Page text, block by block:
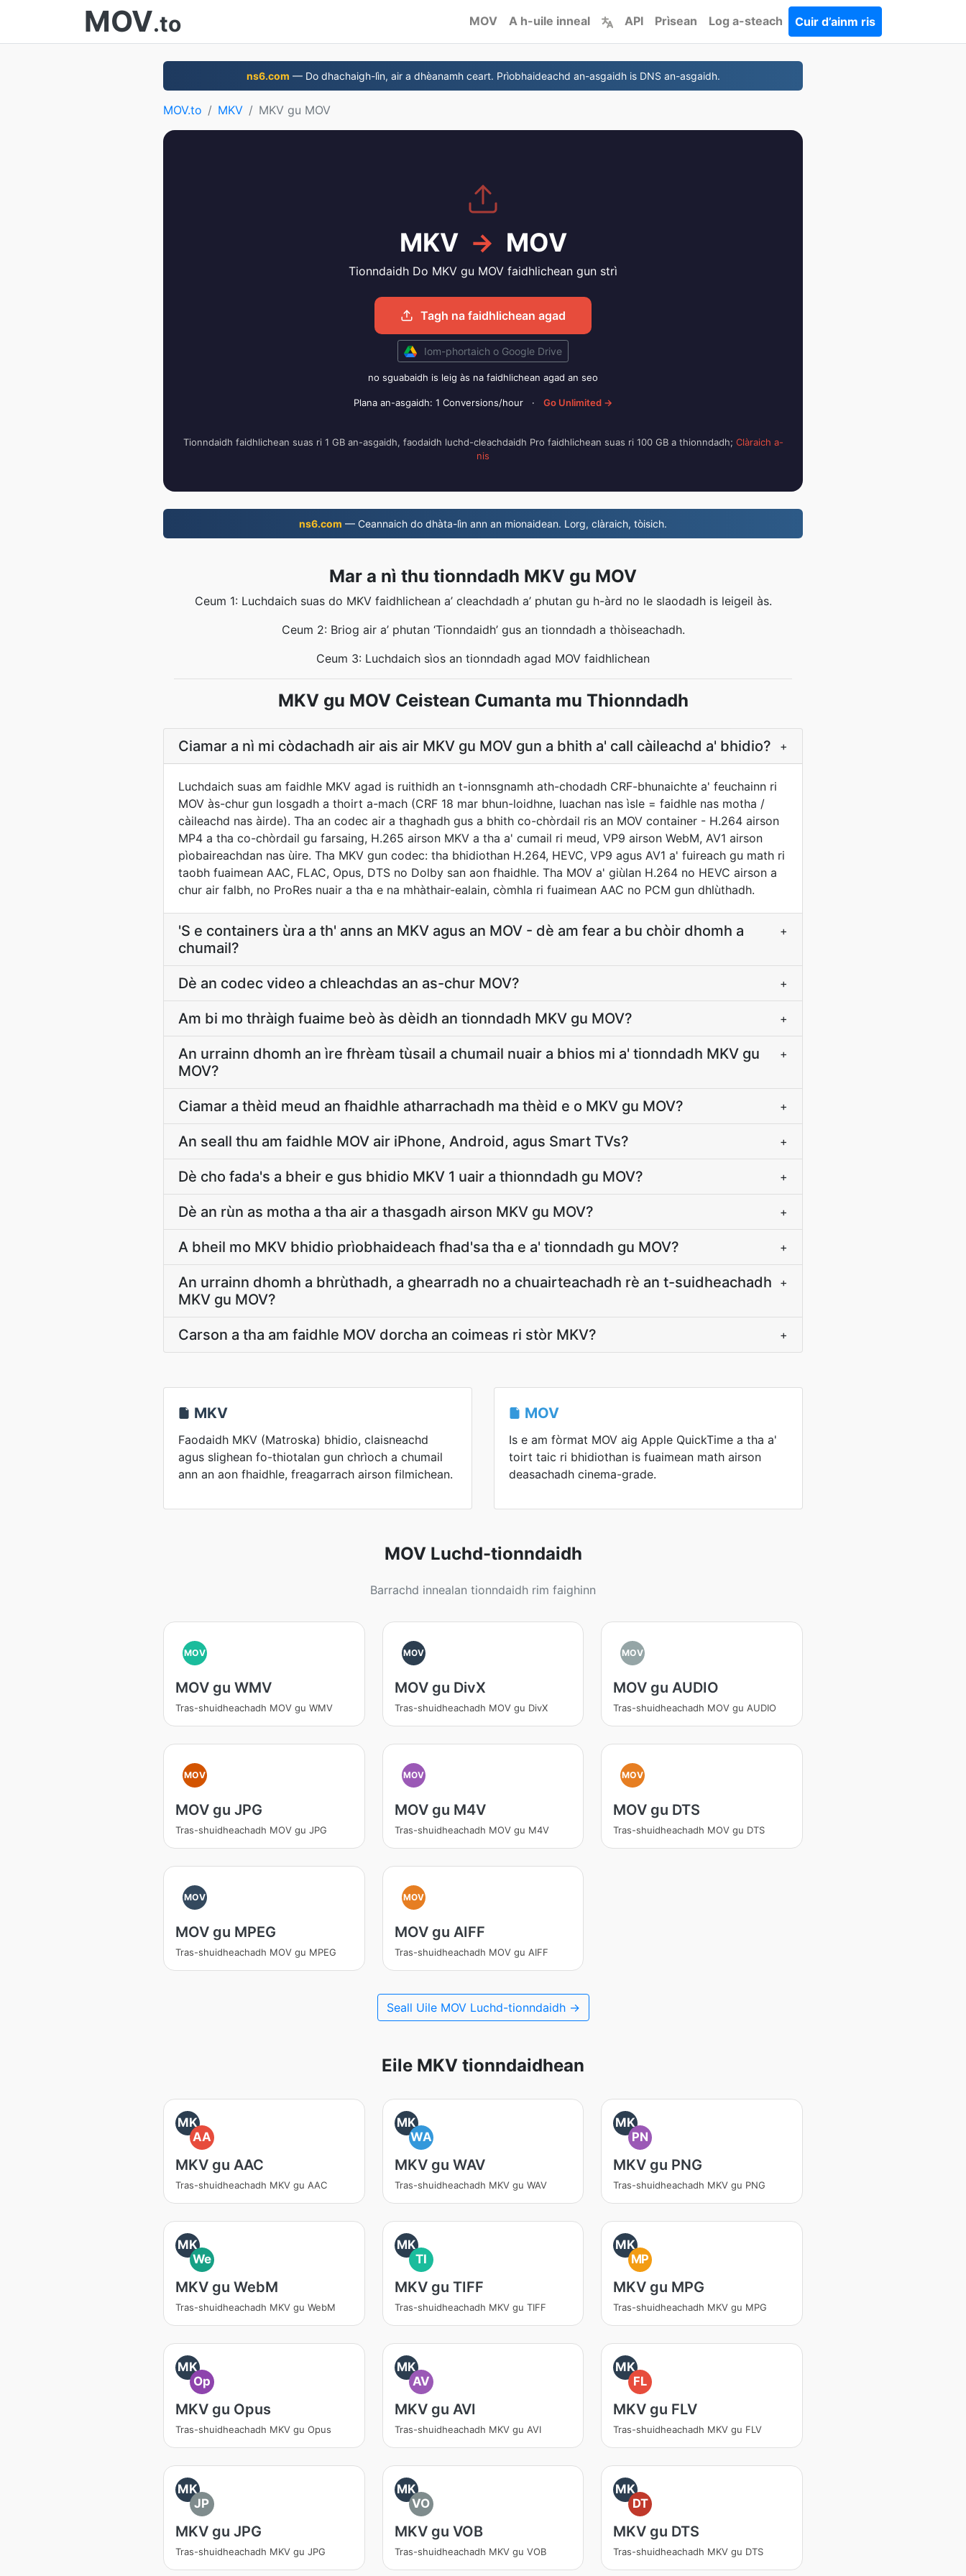
MOV.to MOV A h-uile inneal API Prìsean Log a-steach Cuir d’ainm ris
ns6.com — Do dhachaigh-lìn, air a dhèanamh ceart. Prìobhaideachd an-asgaidh is DNS an-asgaidh.
MOV.to MKV MKV gu MOV
MKV → MOV
Tionndaidh Do MKV gu MOV faidhlichean gun strì
Tagh na faidhlichean agad
Iom-phortaich o Google Drive
no sguabaidh is leig às na faidhlichean agad an seo
Plana an-asgaidh: 1 Conversions/hour · Go Unlimited →
Tionndaidh faidhlichean suas ri 1 GB an-asgaidh, faodaidh luchd-cleachdaidh Pro faidhlichean suas ri 100 GB a thionndadh; Clàraich a-
nis
ns6.com — Ceannaich do dhàta-lìn ann an mionaidean. Lorg, clàraich, tòisich.
Mar a nì thu tionndadh MKV gu MOV
Ceum 1: Luchdaich suas do MKV faidhlichean a’ cleachdadh a’ phutan gu h-àrd no le slaodadh is leigeil às.
Ceum 2: Briog air a’ phutan ‘Tionndaidh’ gus an tionndadh a thòiseachadh.
Ceum 3: Luchdaich sìos an tionndadh agad MOV faidhlichean
MKV gu MOV Ceistean Cumanta mu Thionndadh
Ciamar a nì mi còdachadh air ais air MKV gu MOV gun a bhith a' call càileachd a' bhidio? +
Luchdaich suas am faidhle MKV agad is ruithidh an t-ionnsgnamh ath-chodadh CRF-bhunaichte a' feuchainn ri
MOV às-chur gun losgadh a thoirt a-mach (CRF 18 mar bhun-loidhne, luachan nas ìsle = faidhle nas motha /
càileachd nas àirde). Tha an codec air a thaghadh gus a bhith co-chòrdail ris an MOV container - H.264 airson
MP4 a tha co-chòrdail gu farsaing, H.265 airson MKV a tha a' cumail ri meud, VP9 airson WebM, AV1 airson
pìobaireachdan nas ùire. Tha MKV gun codec: tha bhidiothan H.264, HEVC, VP9 agus AV1 a' fuireach gu math ri
taobh fuaimean AAC, FLAC, Opus, DTS no Dolby san aon fhaidhle. Tha MOV a' giùlan H.264 no HEVC airson a
chur air falbh, no ProRes nuair a tha e na mhàthair-ealain, còmhla ri fuaimean AAC no PCM gun dhlùthadh.
'S e containers ùra a th' anns an MKV agus an MOV - dè am fear a bu chòir dhomh a
chumail?
+
Dè an codec video a chleachdas an as-chur MOV? +
Am bi mo thràigh fuaime beò às dèidh an tionndadh MKV gu MOV? +
An urrainn dhomh an ìre fhrèam tùsail a chumail nuair a bhios mi a' tionndadh MKV gu
MOV?
+
Ciamar a thèid meud an fhaidhle atharrachadh ma thèid e o MKV gu MOV? +
An seall thu am faidhle MOV air iPhone, Android, agus Smart TVs? +
Dè cho fada's a bheir e gus bhidio MKV 1 uair a thionndadh gu MOV? +
Dè an rùn as motha a tha air a thasgadh airson MKV gu MOV? +
A bheil mo MKV bhidio prìobhaideach fhad'sa tha e a' tionndadh gu MOV? +
An urrainn dhomh a bhrùthadh, a ghearradh no a chuairteachadh rè an t-suidheachadh
MKV gu MOV?
+
Carson a tha am faidhle MOV dorcha an coimeas ri stòr MKV? +
MKV
Faodaidh MKV (Matroska) bhidio, claisneachd
agus slighean fo-thiotalan gun chrìoch a chumail
ann an aon fhaidhle, freagarrach airson filmichean.
MOV
Is e am fòrmat MOV aig Apple QuickTime a tha a'
toirt taic ri bhidiothan is fuaimean math airson
deasachadh cinema-grade.
MOV Luchd-tionndaidh
Barrachd innealan tionndaidh rim faighinn
MOV
MOV gu WMV
Tras-shuidheachadh MOV gu WMV
MOV
MOV gu DivX
Tras-shuidheachadh MOV gu DivX
MOV
MOV gu AUDIO
Tras-shuidheachadh MOV gu AUDIO
MOV
MOV gu JPG
Tras-shuidheachadh MOV gu JPG
MOV
MOV gu M4V
Tras-shuidheachadh MOV gu M4V
MOV
MOV gu DTS
Tras-shuidheachadh MOV gu DTS
MOV
MOV gu MPEG
Tras-shuidheachadh MOV gu MPEG
MOV
MOV gu AIFF
Tras-shuidheachadh MOV gu AIFF
Seall Uile MOV Luchd-tionndaidh →
Eile MKV tionndaidhean
MK
AA
MKV gu AAC
Tras-shuidheachadh MKV gu AAC
MK
WA
MKV gu WAV
Tras-shuidheachadh MKV gu WAV
MK
PN
MKV gu PNG
Tras-shuidheachadh MKV gu PNG
MK
We
MKV gu WebM
Tras-shuidheachadh MKV gu WebM
MK
TI
MKV gu TIFF
Tras-shuidheachadh MKV gu TIFF
MK
MP
MKV gu MPG
Tras-shuidheachadh MKV gu MPG
MK
Op
MKV gu Opus
Tras-shuidheachadh MKV gu Opus
MK
AV
MKV gu AVI
Tras-shuidheachadh MKV gu AVI
MK
FL
MKV gu FLV
Tras-shuidheachadh MKV gu FLV
MK
JP
MKV gu JPG
Tras-shuidheachadh MKV gu JPG
MK
VO
MKV gu VOB
Tras-shuidheachadh MKV gu VOB
MK
DT
MKV gu DTS
Tras-shuidheachadh MKV gu DTS